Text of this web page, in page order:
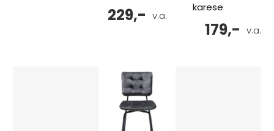
v.a.
229,-
karese
v.a.
179,-